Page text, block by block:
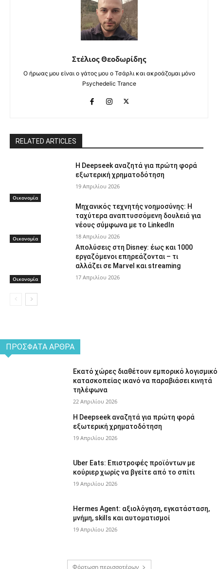
Στέλιος Θεοδωρίδης
Ο ήρωας μου είναι ο γάτος μου ο Τσάρλι και ακροάζομαι μόνο
Psychedelic Trance
RELATED ARTICLES
Οικονομία
Η Deepseek αναζητά για πρώτη φορά
εξωτερική χρηματοδότηση
19 Απριλίου 2026
Οικονομία
Μηχανικός τεχνητής νοημοσύνης: Η
ταχύτερα αναπτυσσόμενη δουλειά για
νέους σύμφωνα με το LinkedIn
18 Απριλίου 2026
Οικονομία
Απολύσεις στη Disney: έως και 1000
εργαζόμενοι επηρεάζονται – τι
αλλάζει σε Marvel και streaming
17 Απριλίου 2026
ΠΡΌΣΦΑΤΑ ΆΡΘΡΑ
Εκατό χώρες διαθέτουν εμπορικό λογισμικό
κατασκοπείας ικανό να παραβιάσει κινητά
τηλέφωνα
22 Απριλίου 2026
Η Deepseek αναζητά για πρώτη φορά
εξωτερική χρηματοδότηση
19 Απριλίου 2026
Uber Eats: Επιστροφές προϊόντων με
κούριερ χωρίς να βγείτε από το σπίτι
19 Απριλίου 2026
Hermes Agent: αξιολόγηση, εγκατάσταση,
μνήμη, skills και αυτοματισμοί
19 Απριλίου 2026
Φόρτωση περισσοτέρων